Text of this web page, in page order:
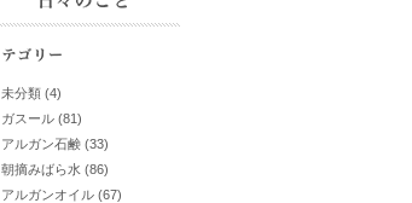
未分類 (4)
ガスール (81)
アルガン石鹸 (33)
朝摘みばら水 (86)
アルガンオイル (67)